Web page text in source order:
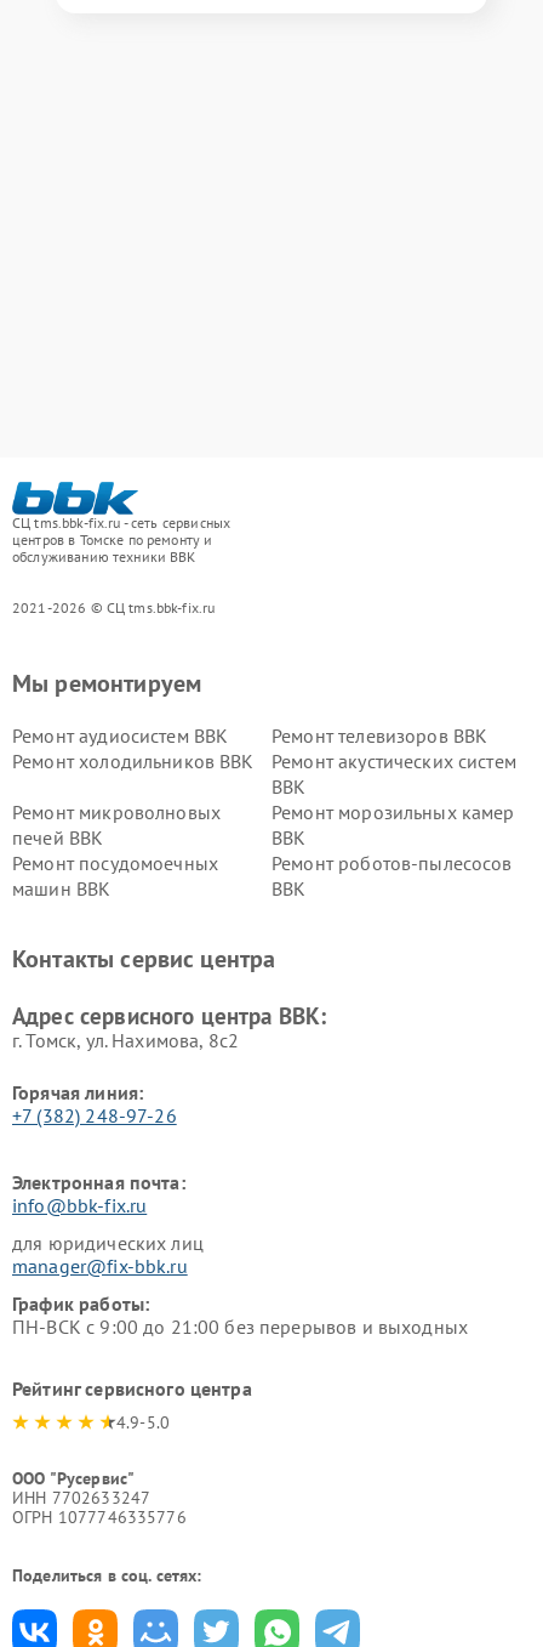
СЦ tms.bbk-fix.ru - сеть сервисных
центров в Томске по ремонту и
обслуживанию техники BBK
2021-2026 © СЦ tms.bbk-fix.ru
Мы ремонтируем
Ремонт аудиосистем BBK
Ремонт телевизоров BBK
Ремонт холодильников BBK
Ремонт акустических систем
BBK
Ремонт микроволновых
печей BBK
Ремонт морозильных камер
BBK
Ремонт посудомоечных
машин BBK
Ремонт роботов-пылесосов
BBK
Ремонт винных шкафов BBK
Контакты сервис центра
Адрес сервисного центра BBK:
г. Томск, ул. Нахимова, 8с2
Горячая линия:
+7 (382) 248-97-26
Электронная почта:
info@bbk-fix.ru
для юридических лиц
manager@fix-bbk.ru
График работы:
ПН-ВСК с 9:00 до 21:00 без перерывов и выходных
Рейтинг сервисного центра
4.9-5.0
ООО "Русервис"
ИНН 7702633247
ОГРН 1077746335776
Поделиться в соц. сетях: